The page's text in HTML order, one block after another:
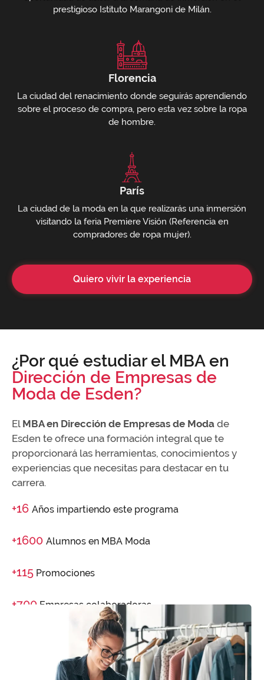
prestigioso Istituto Marangoni de Milán.
Florencia
La ciudad del renacimiento donde seguirás aprendiendo
sobre el proceso de compra, pero esta vez sobre la ropa
de hombre.
París
La ciudad de la moda en la que realizarás una inmersión
visitando la feria Premiere Visión (Referencia en
compradores de ropa mujer).
Quiero vivir la experiencia
¿Por qué estudiar el MBA en
Dirección de Empresas de
Moda de Esden?
El MBA en Dirección de Empresas de Moda de
Esden te ofrece una formación integral que te
proporcionará las herramientas, conocimientos y
experiencias que necesitas para destacar en tu
carrera.
+16 Años impartiendo este programa
+1600 Alumnos en MBA Moda
+115 Promociones
+700 Empresas colaboradoras